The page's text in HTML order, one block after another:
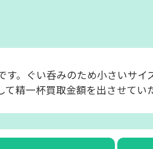
す。ぐい呑みのため小さいサ
精一杯買取金額を出させてい